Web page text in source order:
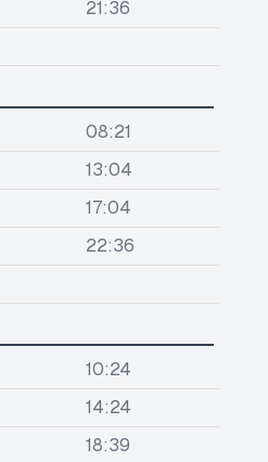
21:36
08:21
13:04
17:04
22:36
10:24
14:24
18:39